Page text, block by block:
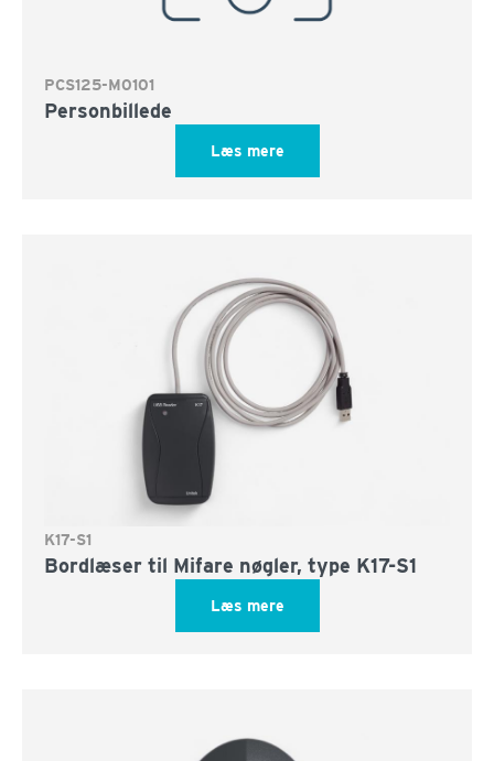
PCS125-M0101
Personbillede
Læs mere
K17-S1
Bordlæser til Mifare nøgler, type K17-S1
Læs mere